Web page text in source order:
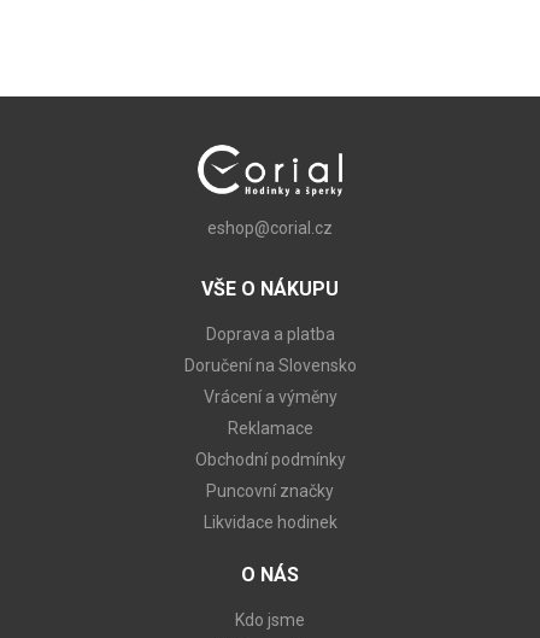
eshop@corial.cz
VŠE O NÁKUPU
Doprava a platba
Doručení na Slovensko
Vrácení a výměny
Reklamace
Obchodní podmínky
Puncovní značky
Likvidace hodinek
O NÁS
Kdo jsme